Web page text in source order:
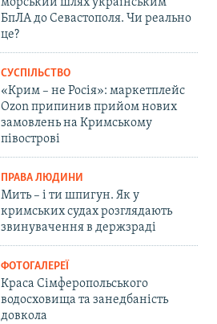
морський шлях українським
БпЛА до Севастополя. Чи реально
це?
СУСПІЛЬСТВО
«Крим – не Росія»: маркетплейс
Ozon припинив прийом нових
замовлень на Кримському
півострові
ПРАВА ЛЮДИНИ
Мить – і ти шпигун. Як у
кримських судах розглядають
звинувачення в держзраді
ФОТОГАЛЕРЕЇ
Краса Сімферопольського
водосховища та занедбаність
довкола